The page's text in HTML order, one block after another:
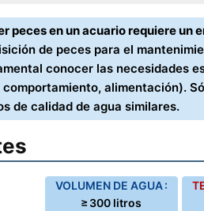
peces en un acuario requiere un
de peces para el
conocer las necesidades
alimentación).
de calidad de agua similares.
VOLUMEN DE AGUA :
≥ 300 litros